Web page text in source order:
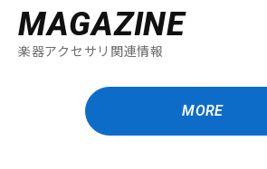
MAGAZINE
楽器アクセサリ関連情報
MORE